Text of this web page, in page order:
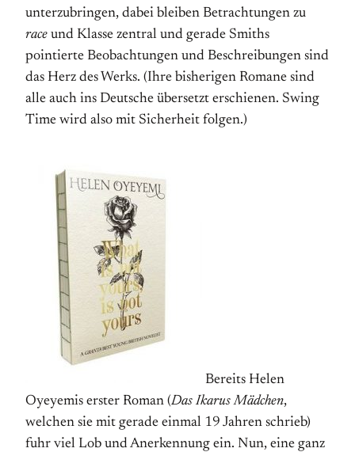
unterzubringen, dabei bleiben Betrachtungen zu
race und Klasse zentral und gerade Smiths
pointierte Beobachtungen und Beschreibungen sind
das Herz des Werks. (Ihre bisherigen Romane sind
alle auch ins Deutsche übersetzt erschienen. Swing
Time wird also mit Sicherheit folgen.)
Bereits Helen
Oyeyemis erster Roman (Das Ikarus Mädchen,
welchen sie mit gerade einmal 19 Jahren schrieb)
fuhr viel Lob und Anerkennung ein. Nun, eine ganz